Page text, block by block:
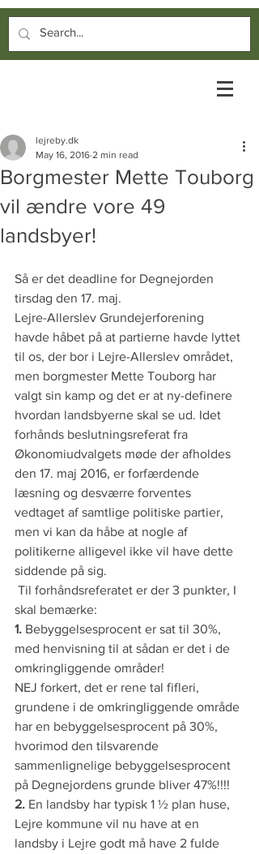
Borgmester Mette Touborg
vil ændre vore 49
landsbyer!
lejreby.dk
May 16, 2016 2 min read
Så er det deadline for Degnejorden
tirsdag den 17. maj.
Lejre-Allerslev Grundejerforening
havde håbet på at partierne havde lyttet
til os, der bor i Lejre-Allerslev området,
men borgmester Mette Touborg har
valgt sin kamp og det er at ny-definere
hvordan landsbyerne skal se ud. Idet
forhånds beslutningsreferat fra
Økonomiudvalgets møde der afholdes
den 17. maj 2016, er forfærdende
læsning og desværre forventes
vedtaget af samtlige politiske partier,
men vi kan da håbe at nogle af
politikerne alligevel ikke vil have dette
siddende på sig.
Til forhåndsreferatet er der 3 punkter, I
skal bemærke:
1. Bebyggelsesprocent er sat til 30%,
med henvisning til at sådan er det i de
omkringliggende områder!
NEJ forkert, det er rene tal fifleri,
grundene i de omkringliggende område
har en bebyggelsesprocent på 30%,
hvorimod den tilsvarende
sammenlignelige bebyggelsesprocent
på Degnejordens grunde bliver 47%!!!!
2. En landsby har typisk 1 ½ plan huse,
Lejre kommune vil nu have at en
landsby i Lejre godt må have 2 fulde